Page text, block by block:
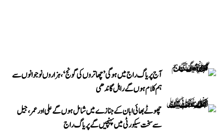
آج پریاگ راج میں ہوگی ’چھاتروں کی گونج‘، ہزاروں نوجوانوں سے
ہم کلام ہوں گے راہل گاندھی
چھوٹے بھائی ابان کے جنازے میں شامل ہوں گے علی اور عمر، جیل
سے سخت سیکورٹی میں پہنچیں گے پریاگ راج